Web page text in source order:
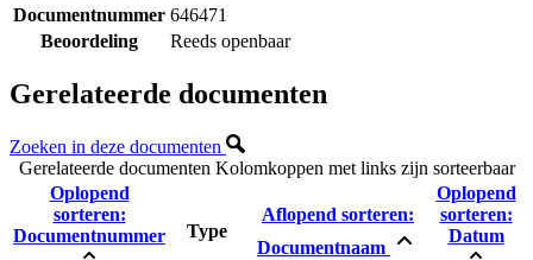
Documentnummer 646471
Beoordeling
Reeds openbaar
Gerelateerde documenten
Zoeken in deze documenten
Gerelateerde documenten Kolomkoppen met links zijn sorteerbaar
Oplopend
sorteren:
Documentnummer
Type
Aflopend sorteren:
Documentnaam
Oplopend
sorteren:
Datum